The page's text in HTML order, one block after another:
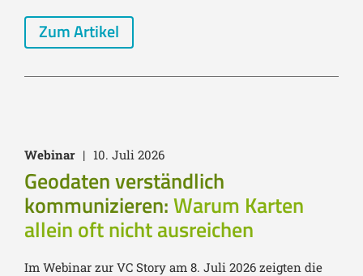
Zum Artikel
Webinar | 10. Juli 2026
Geodaten verständlich
kommunizieren:Warum Karten
allein oft nicht ausreichen
Im Webinar zur VC Story am 8. Juli 2026 zeigten die